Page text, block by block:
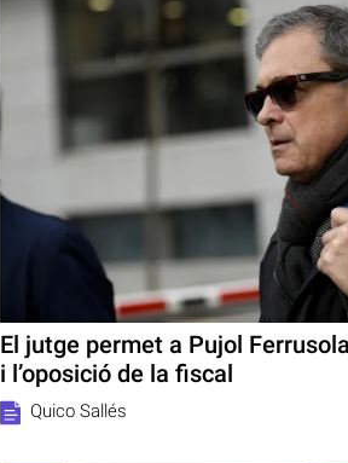
El jutge permet a Pujol
i l’oposició de la fiscal
Quico Sallés